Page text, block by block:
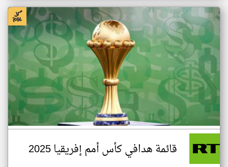
قائمة هدافي كأس أمم إفريقيا 2025